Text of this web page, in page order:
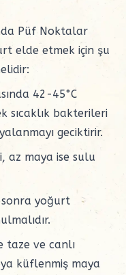
Püf Noktalar
elde etmek için şu
42-45°C
sıcaklık bakterileri
geciktirir.
az maya ise sulu
yoğurt
taze ve canlı
küflenmiş maya